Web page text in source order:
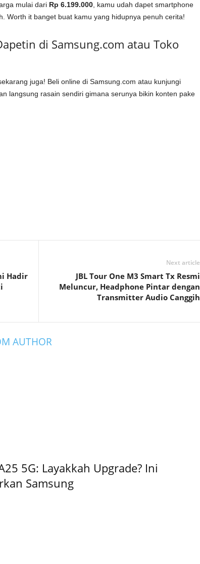
mulai dari Rp 6.199.000, kamu udah dapet smartphone
Worth it banget buat kamu yang hidupnya penuh cerita!
di Samsung.com atau Toko
juga! Beli online di Samsung.com atau kunjungi
langsung rasain sendiri gimana serunya bikin konten pake
Hadir
Next article
JBL Tour One M3 Smart Tx Resmi
Meluncur, Headphone Pintar dengan
Transmitter Audio Canggih
AUTHOR
5G: Layakkah Upgrade? Ini
Samsung